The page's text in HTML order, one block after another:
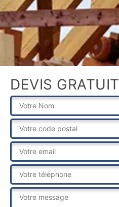
DEVIS GRATUIT